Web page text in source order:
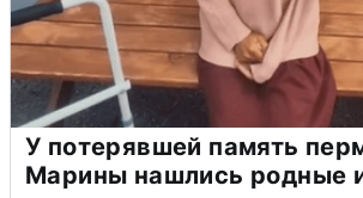
У потерявшей память
Марины нашлись родные